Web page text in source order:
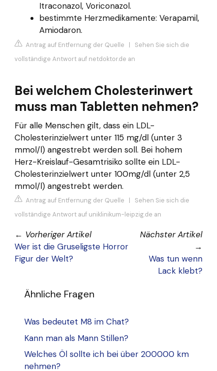
Itraconazol, Voriconazol.
bestimmte Herzmedikamente: Verapamil,
Amiodaron.
Antrag auf Entfernung der Quelle | Sehen Sie sich die
vollständige Antwort auf netdoktor.de an
Bei welchem Cholesterinwert
muss man Tabletten nehmen?
Für alle Menschen gilt, dass ein LDL-
Cholesterinzielwert unter 115 mg/dl (unter 3
mmol/l) angestrebt werden soll. Bei hohem
Herz-Kreislauf-Gesamtrisiko sollte ein LDL-
Cholesterinzielwert unter 100mg/dl (unter 2,5
mmol/l) angestrebt werden.
Antrag auf Entfernung der Quelle | Sehen Sie sich die
vollständige Antwort auf uniklinikum-leipzig.de an
← Vorheriger Artikel
Wer ist die Gruseligste Horror
Figur der Welt?
Nächster Artikel
→
Was tun wenn
Lack klebt?
Ähnliche Fragen
Was bedeutet M8 im Chat?
Kann man als Mann Stillen?
Welches Öl sollte ich bei über 200000 km
nehmen?